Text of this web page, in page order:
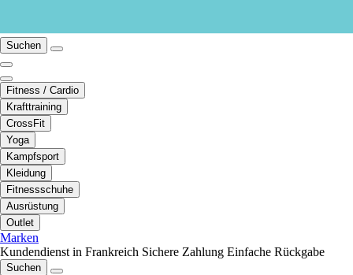
Suchen
Fitness / Cardio
Krafttraining
CrossFit
Yoga
Kampfsport
Kleidung
Fitnessschuhe
Ausrüstung
Outlet
Marken
Kundendienst in Frankreich Sichere Zahlung Einfache Rückgabe
Suchen